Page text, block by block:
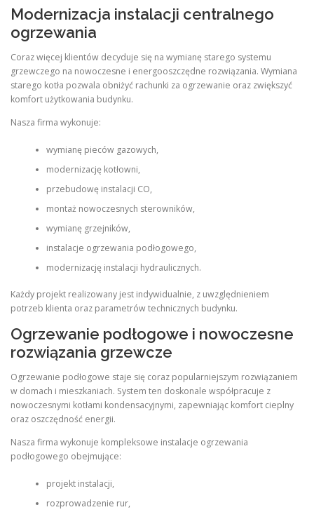
Modernizacja instalacji centralnego
ogrzewania
Coraz więcej klientów decyduje się na wymianę starego systemu
grzewczego na nowoczesne i energooszczędne rozwiązania. Wymiana
starego kotła pozwala obniżyć rachunki za ogrzewanie oraz zwiększyć
komfort użytkowania budynku.
Nasza firma wykonuje:
wymianę pieców gazowych,
modernizację kotłowni,
przebudowę instalacji CO,
montaż nowoczesnych sterowników,
wymianę grzejników,
instalacje ogrzewania podłogowego,
modernizację instalacji hydraulicznych.
Każdy projekt realizowany jest indywidualnie, z uwzględnieniem
potrzeb klienta oraz parametrów technicznych budynku.
Ogrzewanie podłogowe i nowoczesne
rozwiązania grzewcze
Ogrzewanie podłogowe staje się coraz popularniejszym rozwiązaniem
w domach i mieszkaniach. System ten doskonale współpracuje z
nowoczesnymi kotłami kondensacyjnymi, zapewniając komfort cieplny
oraz oszczędność energii.
Nasza firma wykonuje kompleksowe instalacje ogrzewania
podłogowego obejmujące:
projekt instalacji,
rozprowadzenie rur,